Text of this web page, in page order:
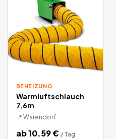
BEHEIZUNG
Warmluftschlauch
7,6m
📍 Warendorf
ab10.59€ / Tag